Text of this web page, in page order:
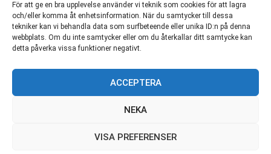
För att ge en bra upplevelse använder vi teknik som cookies för att lagra
och/eller komma åt enhetsinformation. När du samtycker till dessa
tekniker kan vi behandla data som surfbeteende eller unika ID:n på denna
webbplats. Om du inte samtycker eller om du återkallar ditt samtycke kan
detta påverka vissa funktioner negativt.
ACCEPTERA
NEKA
VISA PREFERENSER
© SC Saragoza r.f. 1996-2026